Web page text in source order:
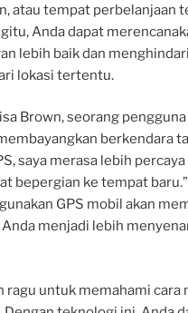
atau tempat perbelanjaan
Anda dapat
lebih baik dan
lokasi tertentu.
Brown, seorang pengguna
berkendara
saya merasa lebih
bepergian ke tempat
GPS mobil akan
menjadi lebih
ragu untuk memahami cara